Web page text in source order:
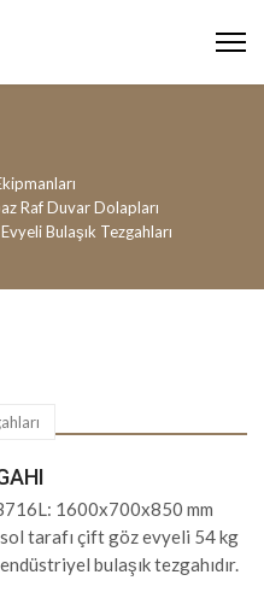
Raf Duvar Dolapları
Bulaşık Tezgahları
1600x700x850 mm
sol tarafı çift göz evyeli 54 kg
bulaşık tezgahıdır.